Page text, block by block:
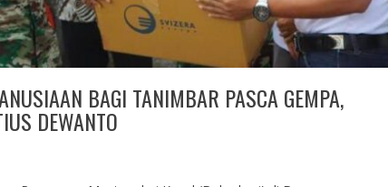
BAGI TANIMBAR PASCA GEMPA,
DEWANTO